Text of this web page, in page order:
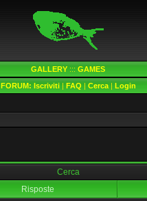
GALLERY ::: GAMES
FORUM: Iscriviti| FAQ | Cerca| Login
Cerca
Risposte